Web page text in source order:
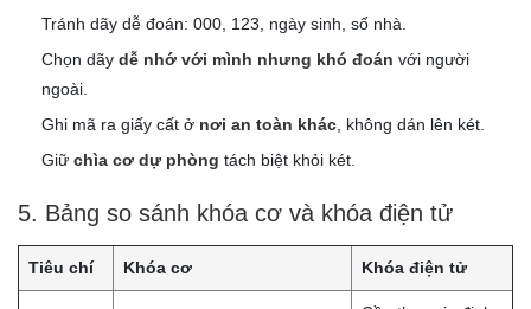
Tránh dãy dễ đoán: 000, 123, ngày sinh, số nhà.
Chọn dãy dễ nhớ với mình nhưng khó đoán với người
ngoài.
Ghi mã ra giấy cất ở nơi an toàn khác , không dán lên két.
Giữ chìa cơ dự phòng tách biệt khỏi két.
5. Bảng so sánh khóa cơ và khóa điện tử
Tiêu chí Khóa cơ Khóa điện tử